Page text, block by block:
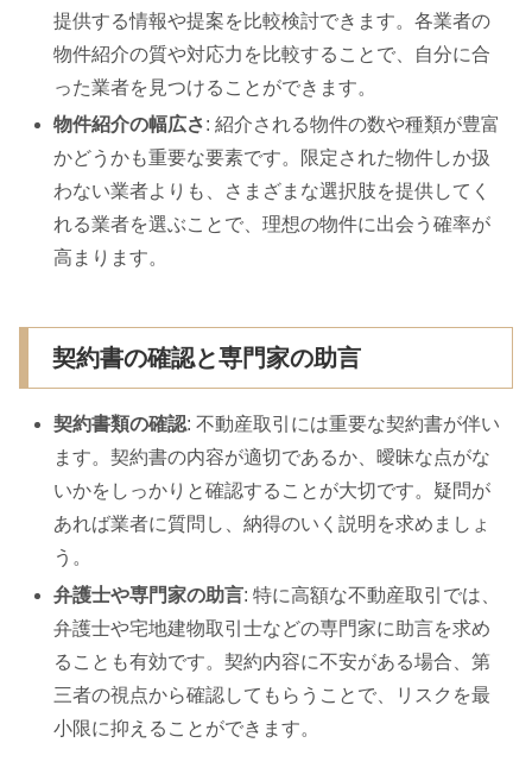
提供する情報や提案を比較検討できます。各業者の
物件紹介の質や対応力を比較することで、自分に合
った業者を見つけることができます。
物件紹介の幅広さ: 紹介される物件の数や種類が豊富
かどうかも重要な要素です。限定された物件しか扱
わない業者よりも、さまざまな選択肢を提供してく
れる業者を選ぶことで、理想の物件に出会う確率が
高まります。
契約書の確認と専門家の助言
契約書類の確認: 不動産取引には重要な契約書が伴い
ます。契約書の内容が適切であるか、曖昧な点がな
いかをしっかりと確認することが大切です。疑問が
あれば業者に質問し、納得のいく説明を求めましょ
う。
弁護士や専門家の助言: 特に高額な不動産取引では、
弁護士や宅地建物取引士などの専門家に助言を求め
ることも有効です。契約内容に不安がある場合、第
三者の視点から確認してもらうことで、リスクを最
小限に抑えることができます。